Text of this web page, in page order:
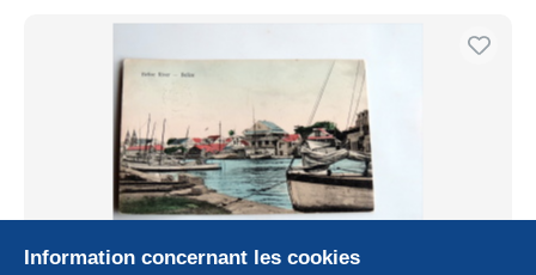
Information concernant les cookies